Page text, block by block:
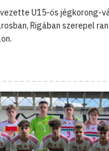
vezette U15-ös
Rigában szerepel